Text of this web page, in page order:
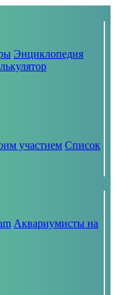
Энциклопедия
участием Список
Аквариумисты на